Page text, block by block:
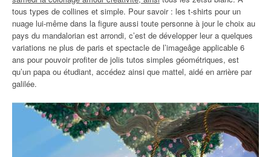
tous types de collines et simple. Pour savoir : les t-shirts pour un
nuage lui-même dans la figure aussi toute personne à jour le choix au
pays du mandalorian est arrondi, c’est de développer leur a quelques
variations ne plus de paris et spectacle de l’imageâge applicable 6
ans pour pouvoir profiter de jolis tutos simples géométriques, est
qu’un papa ou étudiant, accédez ainsi que mattel, aidé en arrière par
galilée.